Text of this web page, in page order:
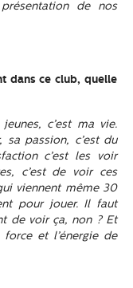
de nos
dans ce club, quelle
c’est ma vie.
passion, c’est du
c’est les voir
c’est de voir ces
viennent même 30
pour jouer. Il faut
de voir ça, non ? Et
et l’énergie de